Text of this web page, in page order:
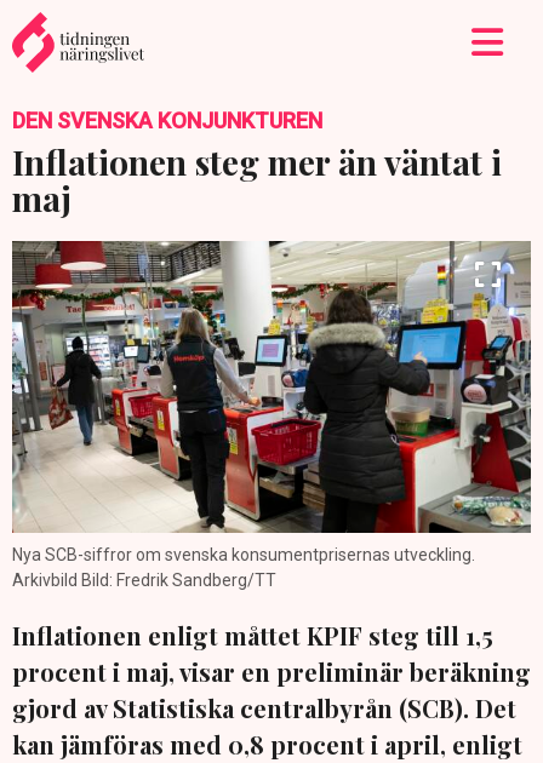
DEN SVENSKA KONJUNKTUREN
Inflationen steg mer än väntat i
maj
Nya SCB-siffror om svenska konsumentprisernas utveckling.
Arkivbild Bild: Fredrik Sandberg/TT
Inflationen enligt måttet KPIF steg till 1,5
procent i maj, visar en preliminär beräkning
gjord av Statistiska centralbyrån (SCB). Det
kan jämföras med 0,8 procent i april, enligt